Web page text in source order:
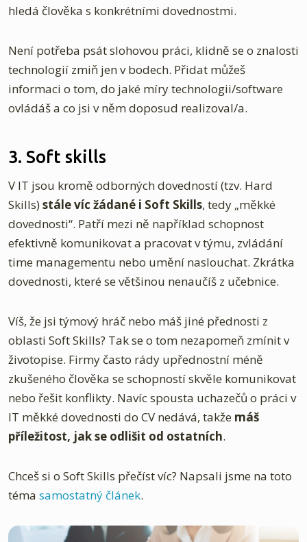
hledá člověka s konkrétními dovednostmi.
Není potřeba psát slohovou práci, klidně se o znalosti
technologií zmiň jen v bodech. Přidat můžeš
informaci o tom, do jaké míry technologii/software
ovládáš a co jsi v něm doposud realizoval/a.
3. Soft skills
V IT jsou kromě odborných dovedností (tzv. Hard
Skills)stále víc žádané i Soft Skills, tedy „měkké
dovednosti“. Patří mezi ně například schopnost
efektivně komunikovat a pracovat v týmu, zvládání
time managementu nebo umění naslouchat. Zkrátka
dovednosti, které se většinou nenaučíš z učebnice.
Víš, že jsi týmový hráč nebo máš jiné přednosti z
oblasti Soft Skills? Tak se o tom nezapomeň zmínit v
životopise. Firmy často rády upřednostní méně
zkušeného člověka se schopností skvěle komunikovat
nebo řešit konflikty. Navíc spousta uchazečů o práci v
IT měkké dovednosti do CV nedává, takže máš
příležitost, jak se odlišit od ostatních.
Chceš si o Soft Skills přečíst víc? Napsali jsme na toto
téma samostatný článek.